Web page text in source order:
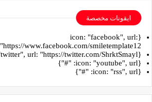
ايقونات مخصصة
{icon: "facebook", url:
"https://www.facebook.com/smiletemplate12"}
{icon: "twitter", url: "https://twitter.com/ShrktSmayl"}
{icon: "youtube", url: "#"}
{icon: "rss", url: "#"}